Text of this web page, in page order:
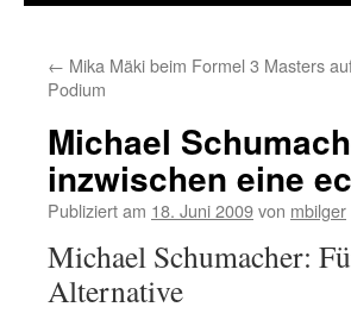
springen
← Mika Mäki beim Formel 3 Masters
Podium
Michael
inzwischen eine
Publiziert am 18. Juni 2009von mbilger
Michael Schumacher:
Alternative